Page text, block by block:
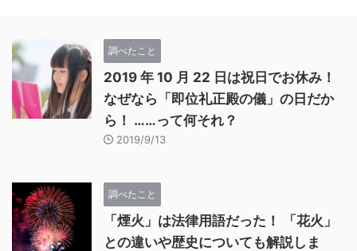
調べたこと
2019 年 10 月 22 日は祝日でお休み！
なぜなら「即位礼正殿の儀」の日だか
ら！ ……って何それ？
2019/9/13
調べたこと
「煙火」は法律用語だった！ 「花火」
との違いや歴史についても解説しま